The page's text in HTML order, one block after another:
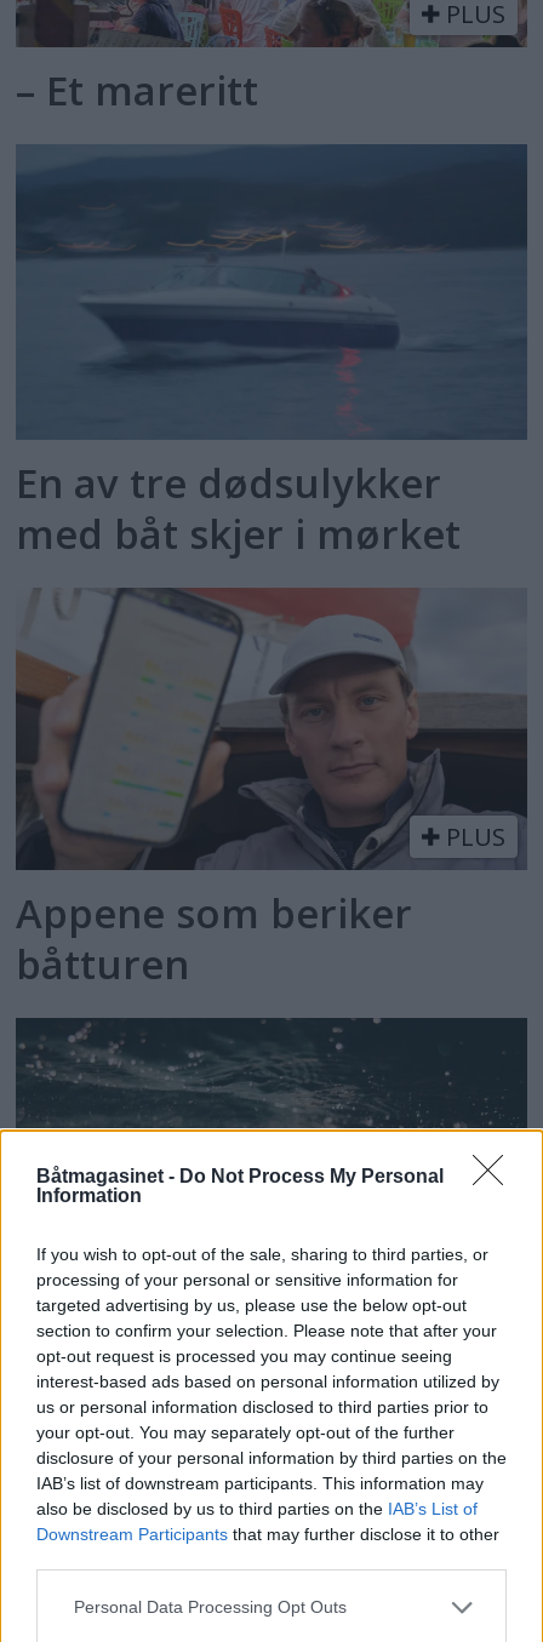
Båtmagasinet - Do Not Process My Personal
Information
If you wish to opt-out of the sale, sharing to third parties, or
processing of your personal or sensitive information for
targeted advertising by us, please use the below opt-out
section to confirm your selection. Please note that after your
opt-out request is processed you may continue seeing
interest-based ads based on personal information utilized by
us or personal information disclosed to third parties prior to
your opt-out. You may separately opt-out of the further
disclosure of your personal information by third parties on the
IAB’s list of downstream participants. This information may
also be disclosed by us to third parties on the IAB’s List of
Downstream Participants that may further disclose it to other
Personal Data Processing Opt Outs
PLUS
– Et mareritt
En av tre dødsulykker
med båt skjer i mørket
PLUS
Appene som beriker
båtturen
Sterk økning i
drukningsulykker